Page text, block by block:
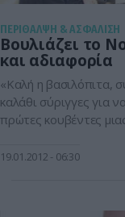
ΠΕΡΙΘΑΛΨΗ & ΑΣΦΑΛΙΣΗ
Βουλιάζει το
και αδιαφορία
«Καλή η βασιλόπιτα,
καλάθι σύριγγες για
πρώτες κουβέντες
νοσηλευτικό ίδρυμα…
νοσοκομεία της
19.01.2012 06:30